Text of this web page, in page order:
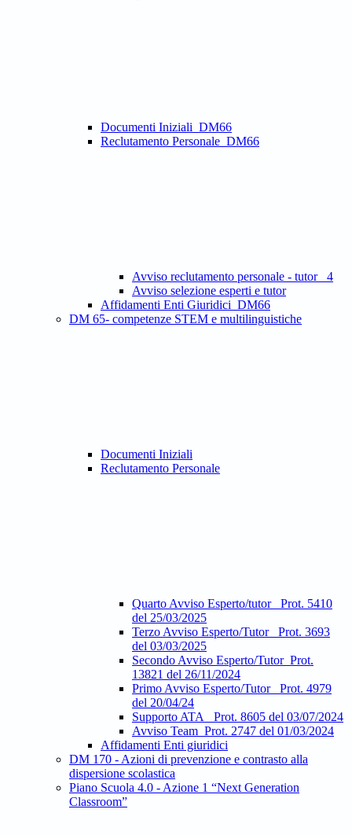
Documenti Iniziali_DM66
Reclutamento Personale_DM66
Avviso reclutamento personale - tutor _4
Avviso selezione esperti e tutor
Affidamenti Enti Giuridici_DM66
DM 65- competenze STEM e multilinguistiche
Documenti Iniziali
Reclutamento Personale
Quarto Avviso Esperto/tutor_ Prot. 5410
del 25/03/2025
Terzo Avviso Esperto/Tutor_ Prot. 3693
del 03/03/2025
Secondo Avviso Esperto/Tutor_Prot.
13821 del 26/11/2024
Primo Avviso Esperto/Tutor_ Prot. 4979
del 20/04/24
Supporto ATA_ Prot. 8605 del 03/07/2024
Avviso Team_Prot. 2747 del 01/03/2024
Affidamenti Enti giuridici
DM 170 - Azioni di prevenzione e contrasto alla
dispersione scolastica
Piano Scuola 4.0 - Azione 1 “Next Generation
Classroom”